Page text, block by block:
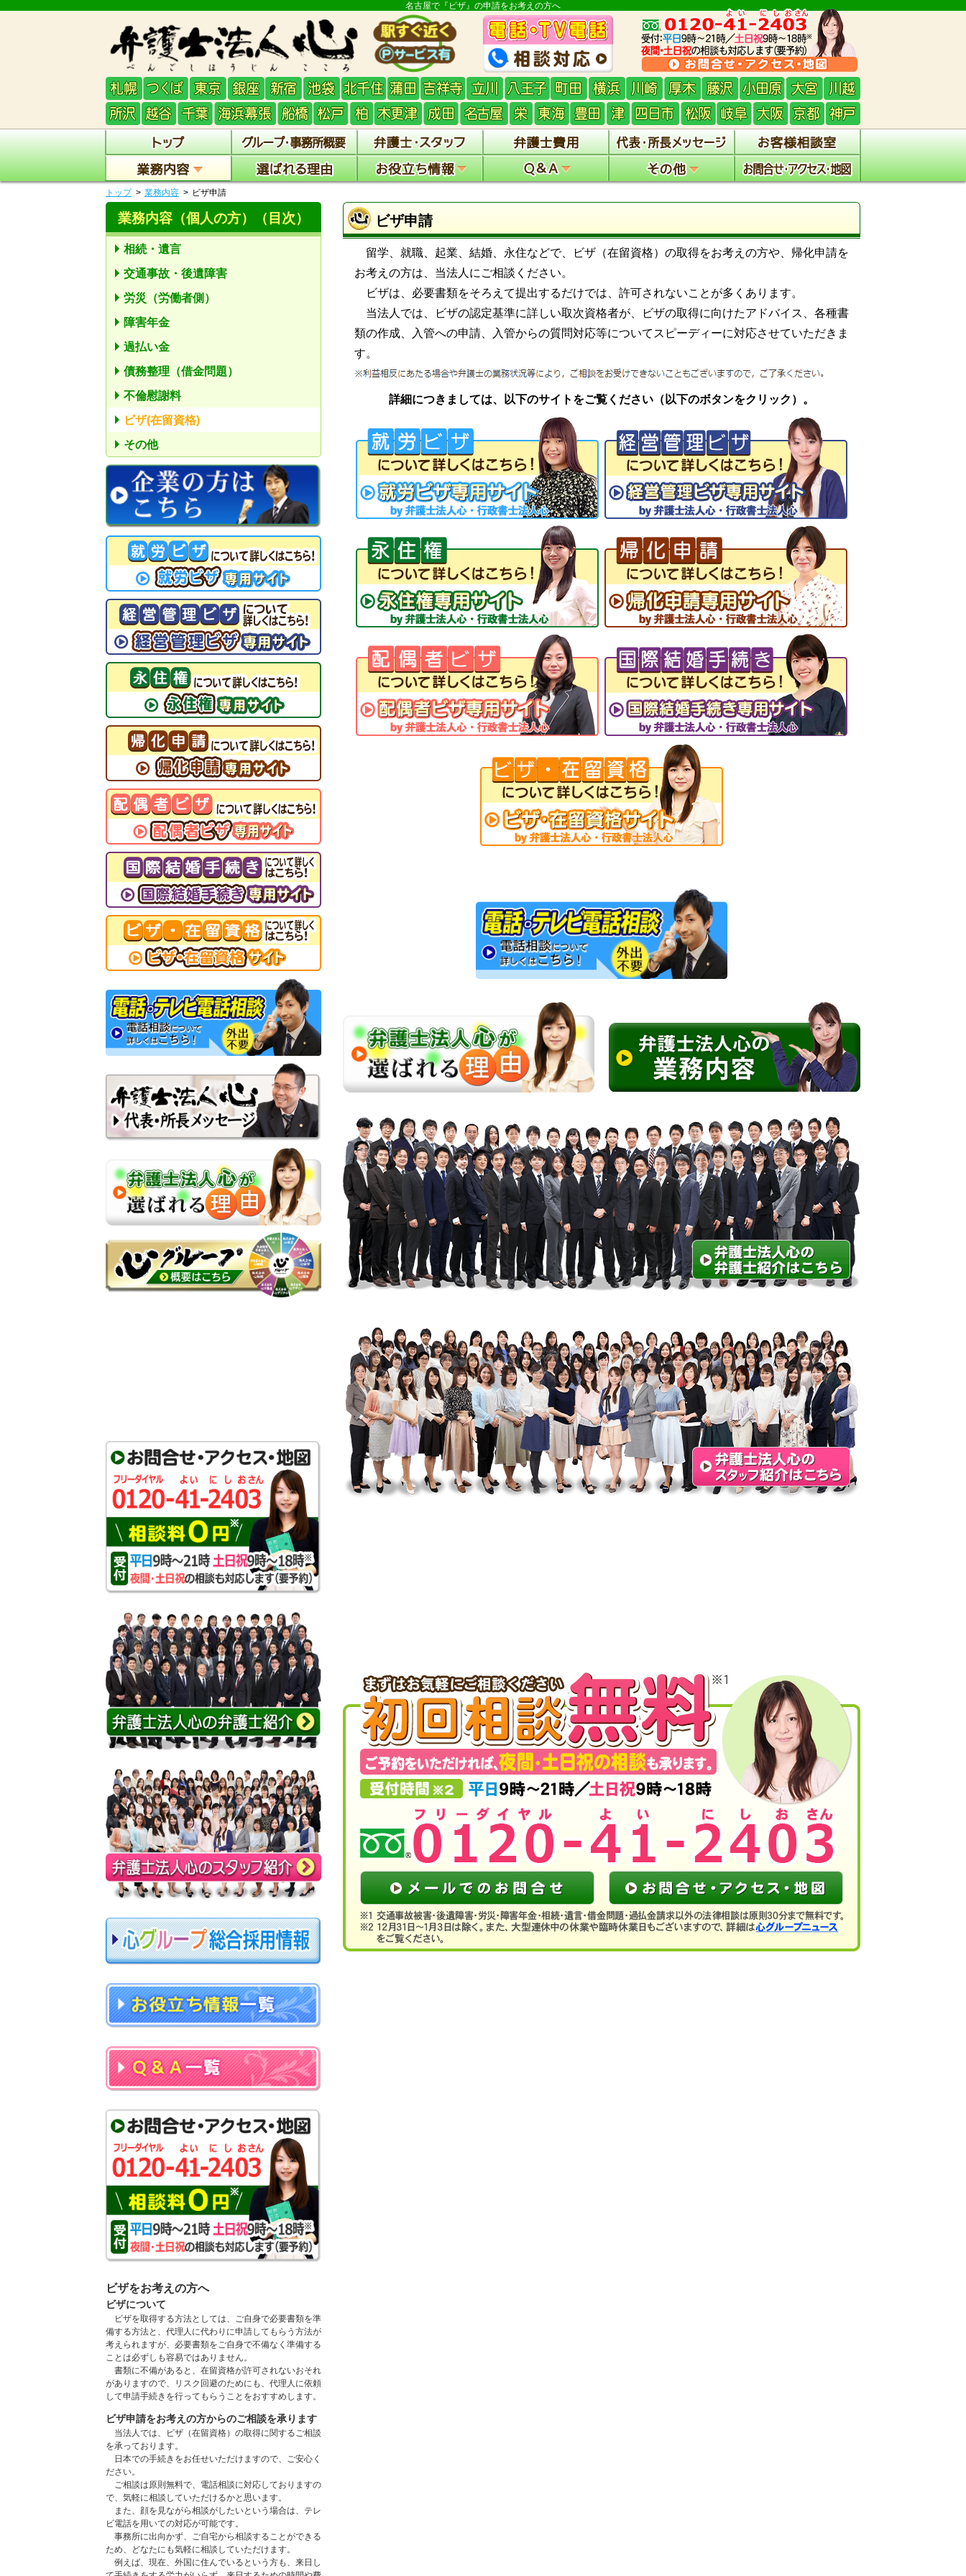
名古屋で『ビザ』の申請をお考えの方へ
トップ 業務内容 ビザ申請
ビザ申請
留学、就職、起業、結婚、永住などで、ビザ（在留資格）の取得をお考えの方や、帰化申請を
お考えの方は、当法人にご相談ください。
ビザは、必要書類をそろえて提出するだけでは、許可されないことが多くあります。
当法人では、ビザの認定基準に詳しい取次資格者が、ビザの取得に向けたアドバイス、各種書
類の作成、入管への申請、入管からの質問対応等についてスピーディーに対応させていただきま
す。
詳細につきましては、以下のサイトをご覧ください（以下のボタンをクリック）。
業務内容（個人の方） （目次）
相続・遺言
交通事故・後遺障害
労災（労働者側）
障害年金
過払い金
債務整理（借金問題）
不倫慰謝料
ビザ(在留資格)
その他
ビザをお考えの方へ
ビザについて
ビザを取得する方法としては、ご自身で必要書類を準
備する方法と、代理人に代わりに申請してもらう方法が
考えられますが、必要書類をご自身で不備なく準備する
ことは必ずしも容易ではありません。
書類に不備があると、在留資格が許可されないおそれ
がありますので、リスク回避のためにも、代理人に依頼
して申請手続きを行ってもらうことをおすすめします。
ビザ申請をお考えの方からのご相談を承ります
当法人では、ビザ（在留資格）の取得に関するご相談
を承っております。
日本での手続きをお任せいただけますので、ご安心く
ださい。
ご相談は原則無料で、電話相談に対応しておりますの
で、気軽に相談していただけるかと思います。
また、顔を見ながら相談がしたいという場合は、テレ
ビ電話を用いての対応が可能です。
事務所に出向かず、ご自宅から相談することができる
ため、どなたにも気軽に相談していただけます。
例えば、現在、外国に住んでいるという方も、来日し